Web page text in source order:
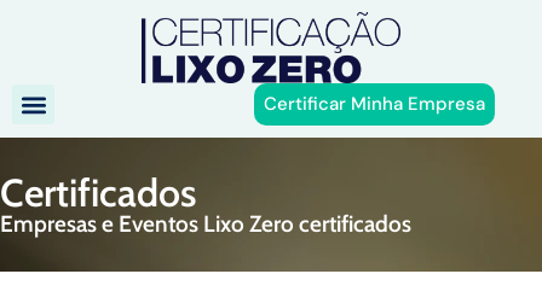
Certificar Minha Empresa
Certificados
Empresas e Eventos Lixo Zero certificados